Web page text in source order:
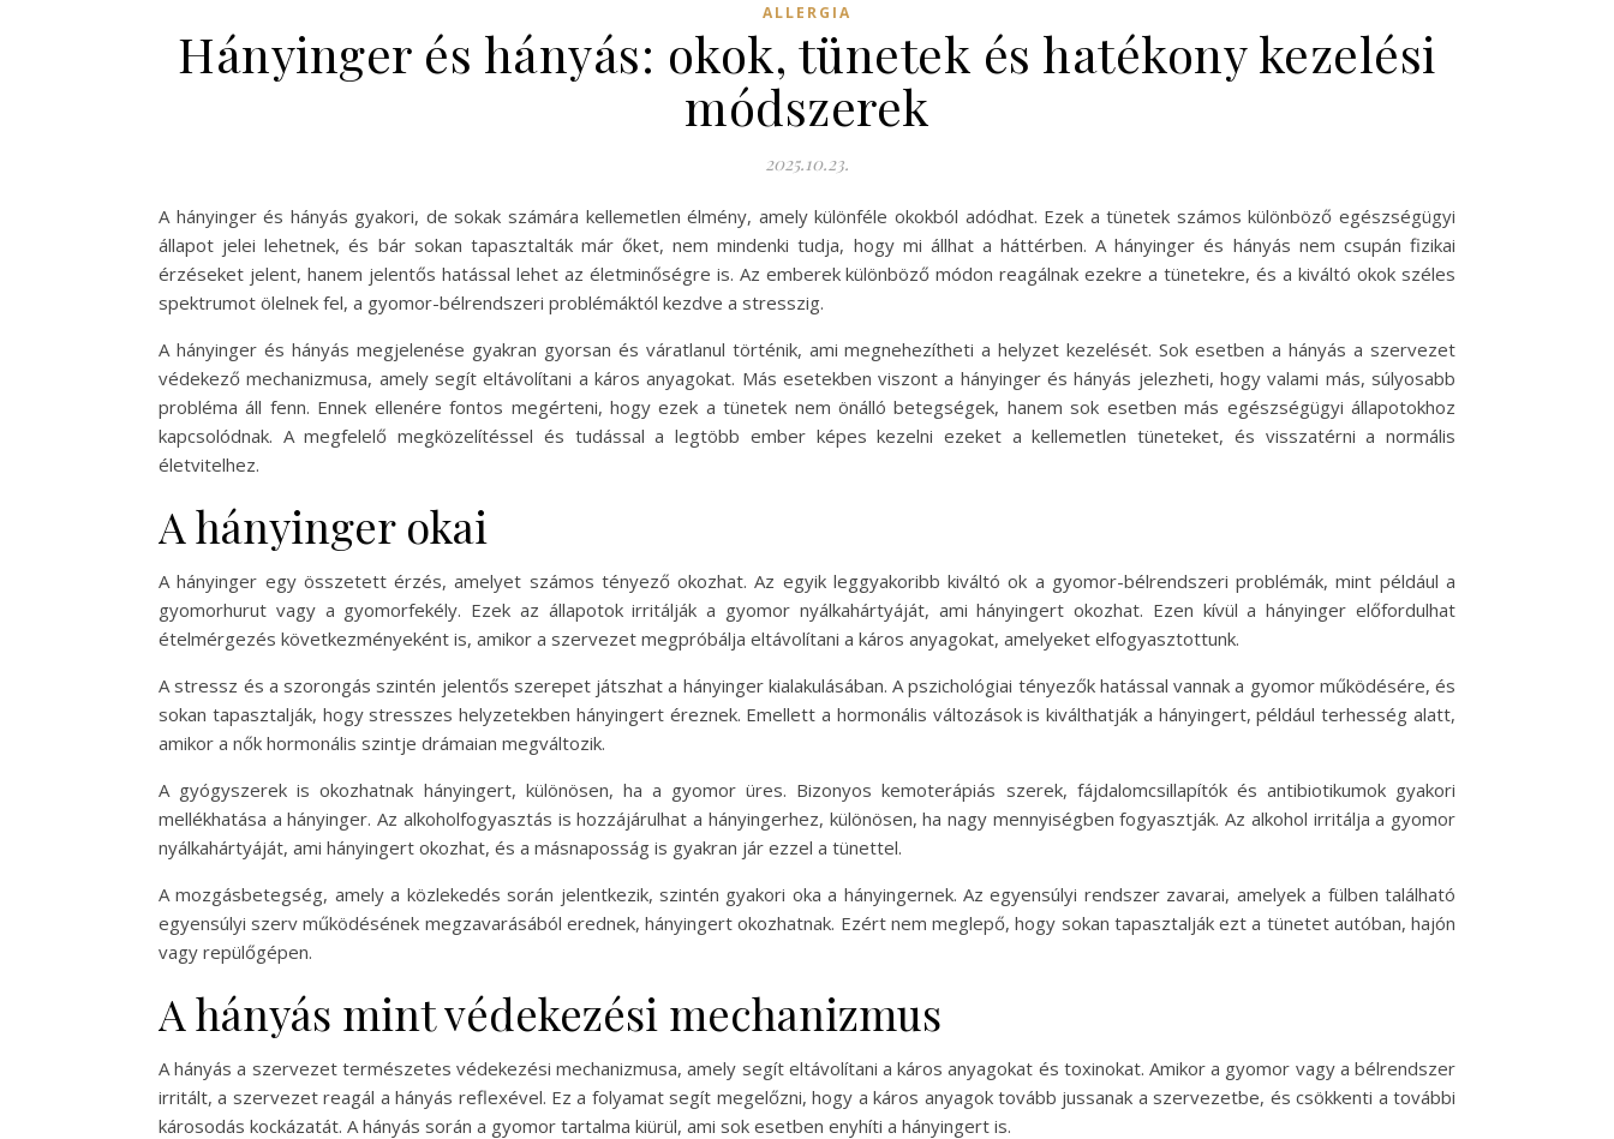
ALLERGIA
Hányinger és hányás: okok, tünetek és hatékony kezelési
módszerek
2025.10.23.
A hányinger és hányás gyakori, de sokak számára kellemetlen élmény, amely különféle okokból adódhat. Ezek a tünetek számos különböző egészségügyi
állapot jelei lehetnek, és bár sokan tapasztalták már őket, nem mindenki tudja, hogy mi állhat a háttérben. A hányinger és hányás nem csupán fizikai
érzéseket jelent, hanem jelentős hatással lehet az életminőségre is. Az emberek különböző módon reagálnak ezekre a tünetekre, és a kiváltó okok széles
spektrumot ölelnek fel, a gyomor-bélrendszeri problémáktól kezdve a stresszig.
A hányinger és hányás megjelenése gyakran gyorsan és váratlanul történik, ami megnehezítheti a helyzet kezelését. Sok esetben a hányás a szervezet
védekező mechanizmusa, amely segít eltávolítani a káros anyagokat. Más esetekben viszont a hányinger és hányás jelezheti, hogy valami más, súlyosabb
probléma áll fenn. Ennek ellenére fontos megérteni, hogy ezek a tünetek nem önálló betegségek, hanem sok esetben más egészségügyi állapotokhoz
kapcsolódnak. A megfelelő megközelítéssel és tudással a legtöbb ember képes kezelni ezeket a kellemetlen tüneteket, és visszatérni a normális
életvitelhez.
A hányinger okai
A hányinger egy összetett érzés, amelyet számos tényező okozhat. Az egyik leggyakoribb kiváltó ok a gyomor-bélrendszeri problémák, mint például a
gyomorhurut vagy a gyomorfekély. Ezek az állapotok irritálják a gyomor nyálkahártyáját, ami hányingert okozhat. Ezen kívül a hányinger előfordulhat
ételmérgezés következményeként is, amikor a szervezet megpróbálja eltávolítani a káros anyagokat, amelyeket elfogyasztottunk.
A stressz és a szorongás szintén jelentős szerepet játszhat a hányinger kialakulásában. A pszichológiai tényezők hatással vannak a gyomor működésére, és
sokan tapasztalják, hogy stresszes helyzetekben hányingert éreznek. Emellett a hormonális változások is kiválthatják a hányingert, például terhesség alatt,
amikor a nők hormonális szintje drámaian megváltozik.
A gyógyszerek is okozhatnak hányingert, különösen, ha a gyomor üres. Bizonyos kemoterápiás szerek, fájdalomcsillapítók és antibiotikumok gyakori
mellékhatása a hányinger. Az alkoholfogyasztás is hozzájárulhat a hányingerhez, különösen, ha nagy mennyiségben fogyasztják. Az alkohol irritálja a gyomor
nyálkahártyáját, ami hányingert okozhat, és a másnaposság is gyakran jár ezzel a tünettel.
A mozgásbetegség, amely a közlekedés során jelentkezik, szintén gyakori oka a hányingernek. Az egyensúlyi rendszer zavarai, amelyek a fülben található
egyensúlyi szerv működésének megzavarásából erednek, hányingert okozhatnak. Ezért nem meglepő, hogy sokan tapasztalják ezt a tünetet autóban, hajón
vagy repülőgépen.
A hányás mint védekezési mechanizmus
A hányás a szervezet természetes védekezési mechanizmusa, amely segít eltávolítani a káros anyagokat és toxinokat. Amikor a gyomor vagy a bélrendszer
irritált, a szervezet reagál a hányás reflexével. Ez a folyamat segít megelőzni, hogy a káros anyagok tovább jussanak a szervezetbe, és csökkenti a további
károsodás kockázatát. A hányás során a gyomor tartalma kiürül, ami sok esetben enyhíti a hányingert is.